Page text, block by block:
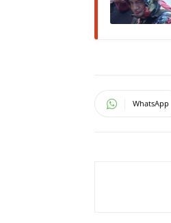
WhatsApp